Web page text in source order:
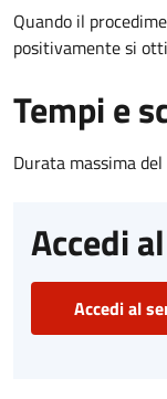
Quando il
positivamente si
Tempi e
Durata massima
Accedi
Accedi al